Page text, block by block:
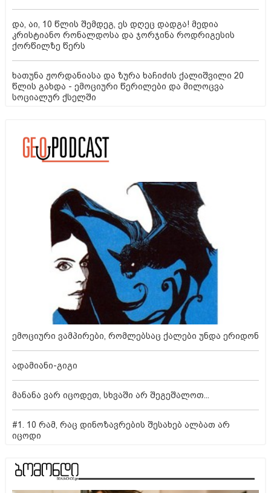
და, აი, 10 წლის შემდეგ, ეს დღეც დადგა! მედია
კრისტიანო რონალდოსა და ჯორჯინა როდრიგესის
ქორწილზე წერს
ხათუნა ჟორდანიასა და ზურა ხაჩიძის ქალიშვილი 20
წლის გახდა - ემოციური წერილები და მილოცვა
სოციალურ ქსელში
ემოციური ვამპირები, რომლებსაც ქალები უნდა ერიდონ
ადამიანი-გიგი
მანანა ვარ იცოდეთ, სხვაში არ შეგეშალოთ...
#1. 10 რამ, რაც დინოზავრების შესახებ ალბათ არ
იცოდი